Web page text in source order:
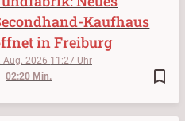
bookmark_border
Aug. 2026 11:27
02:20 Min.
Kaufhaus
in Freiburg